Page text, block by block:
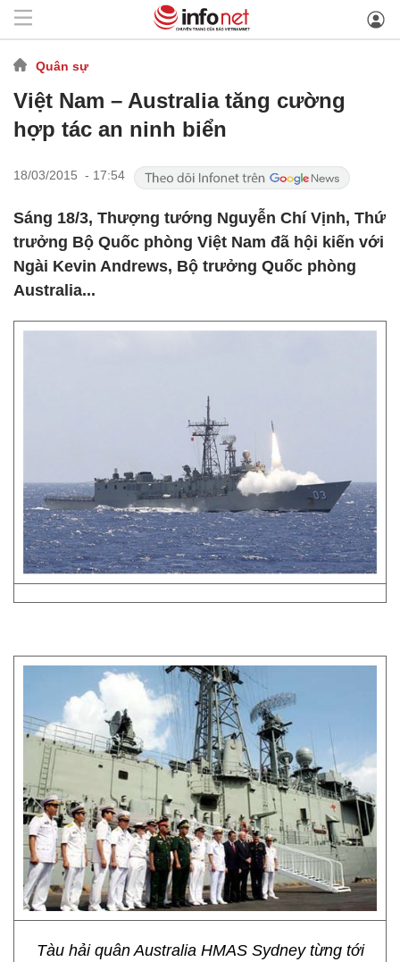
Quân sự
Việt Nam – Australia tăng cường
hợp tác an ninh biển
18/03/2015 - 17:54
Sáng 18/3, Thượng tướng Nguyễn Chí Vịnh, Thứ
trưởng Bộ Quốc phòng Việt Nam đã hội kiến với
Ngài Kevin Andrews, Bộ trưởng Quốc phòng
Australia...
Tàu hải quân Australia HMAS Sydney từng tới